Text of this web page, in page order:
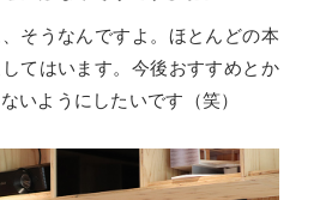
、そうなんですよ。ほとんどの本
てはいます。今後おすすめとか
いようにしたいです（笑）